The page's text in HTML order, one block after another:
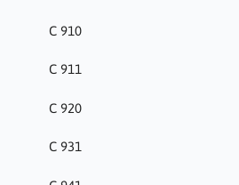
C 910
C 911
C 920
C 931